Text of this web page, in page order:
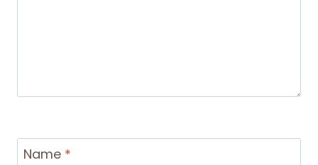
Name *